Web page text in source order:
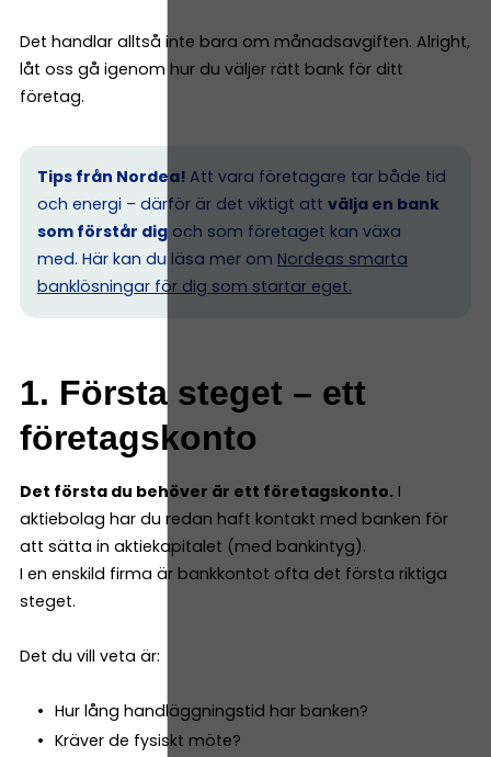
Det handlar alltså inte bara om månadsavgiften. Alright,
låt oss gå igenom hur du väljer rätt bank för ditt
företag.
Tips från Nordea! Att vara företagare tar både tid
och energi – därför är det viktigt att välja en bank
som förstår dig och som företaget kan växa
med. Här kan du läsa mer om Nordeas smarta
banklösningar för dig som startar eget.
1. Första steget – ett
företagskonto
Det första du behöver är ett företagskonto. I
aktiebolag har du redan haft kontakt med banken för
att sätta in aktiekapitalet (med bankintyg).
I en enskild firma är bankkontot ofta det första riktiga
steget.
Det du vill veta är:
Hur lång handläggningstid har banken?
Kräver de fysiskt möte?